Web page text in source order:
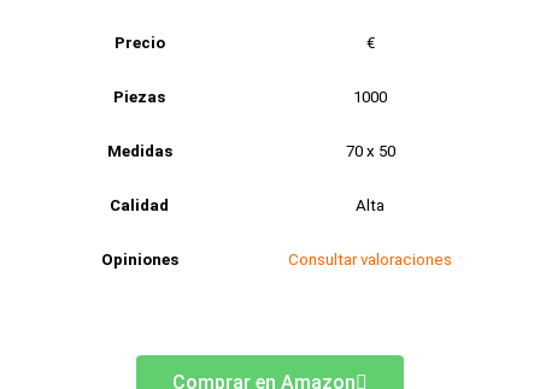
Precio €
Piezas 1000
Medidas 70 x 50
Calidad Alta
Opiniones Consultar valoraciones
Comprar en Amazon